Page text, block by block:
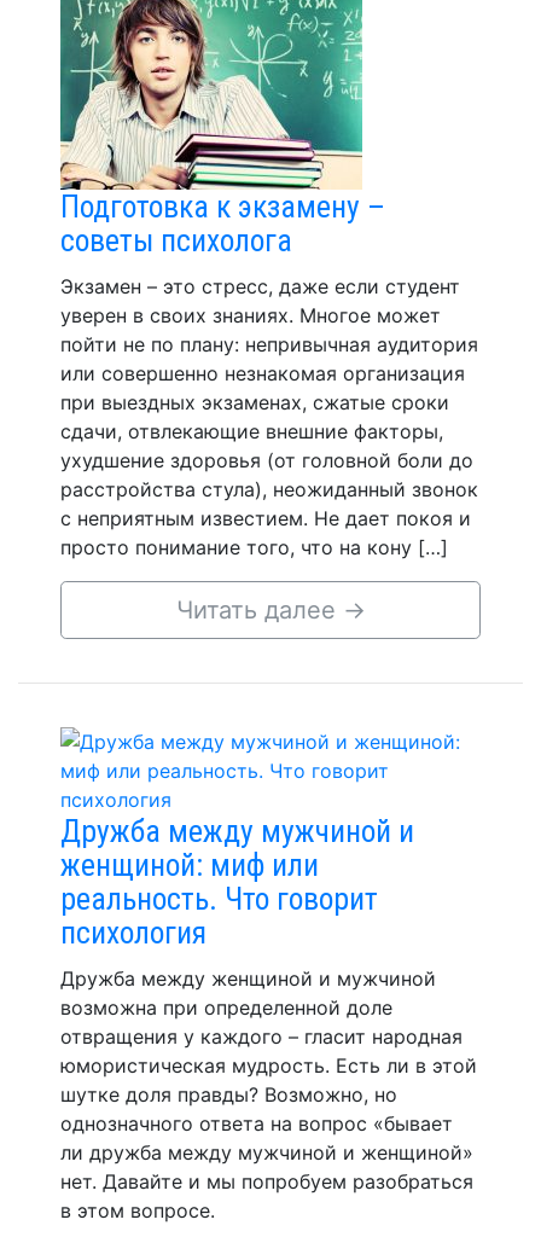
Подготовка к экзамену –
советы психолога
Экзамен – это стресс, даже если студент
уверен в своих знаниях. Многое может
пойти не по плану: непривычная аудитория
или совершенно незнакомая организация
при выездных экзаменах, сжатые сроки
сдачи, отвлекающие внешние факторы,
ухудшение здоровья (от головной боли до
расстройства стула), неожиданный звонок
с неприятным известием. Не дает покоя и
просто понимание того, что на кону […]
Читать далее →
Дружба между мужчиной и
женщиной: миф или
реальность. Что говорит
психология
Дружба между женщиной и мужчиной
возможна при определенной доле
отвращения у каждого – гласит народная
юмористическая мудрость. Есть ли в этой
шутке доля правды? Возможно, но
однозначного ответа на вопрос «бывает
ли дружба между мужчиной и женщиной»
нет. Давайте и мы попробуем разобраться
в этом вопросе.